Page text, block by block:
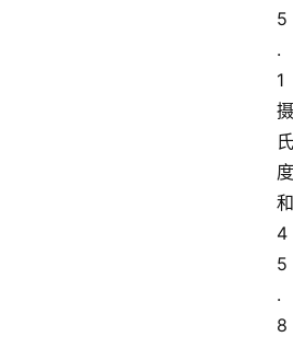
5
.
1
摄
氏
度
和
4
5
.
8